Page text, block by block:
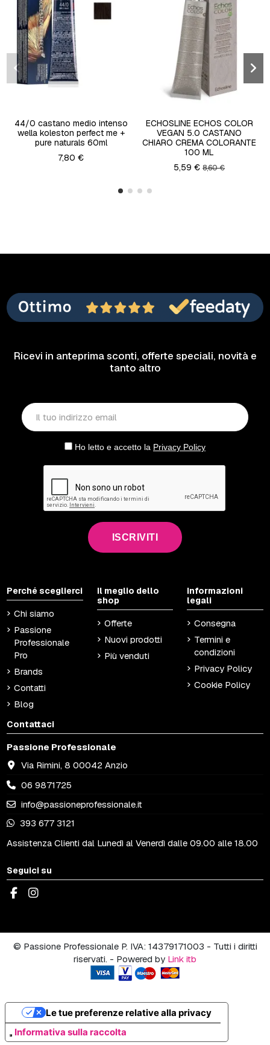
44/0 castano medio intenso
wella koleston perfect me +
pure naturals 60ml
7,80 €
ECHOSLINE ECHOS COLOR
VEGAN 5.0 CASTANO
CHIARO CREMA COLORANTE
100 ML
5,59 €8,60 €
Ricevi in anteprima sconti, offerte speciali, novità e
tanto altro
Ho letto e accetto la Privacy Policy
ISCRIVITI
Perché sceglierci
Chi siamo
Passione
Professionale
Pro
Brands
Contatti
Blog
Il meglio dello
shop
Offerte
Nuovi prodotti
Più venduti
Informazioni
legali
Consegna
Termini e
condizioni
Privacy Policy
Cookie Policy
Contattaci
Passione Professionale
Via Rimini, 8 00042 Anzio
06 9871725
info@passioneprofessionale.it
393 677 3121
Assistenza Clienti dal Lunedì al Venerdì dalle 09.00 alle 18.00
Seguici su
© Passione Professionale P. IVA: 14379171003 - Tutti i diritti
riservati. - Powered by Link itb
Informativa sulla raccolta
Le tue preferenze relative alla privacy